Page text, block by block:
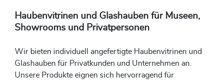
Haubenvitrinen und Glashauben für Museen,
Showrooms und Privatpersonen
Wir bieten individuell angefertigte Haubenvitrinen und
Glashauben für Privatkunden und Unternehmen an.
Unsere Produkte eignen sich hervorragend für